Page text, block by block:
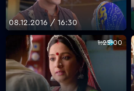
08.12.2016 / 16:30
1:25:00